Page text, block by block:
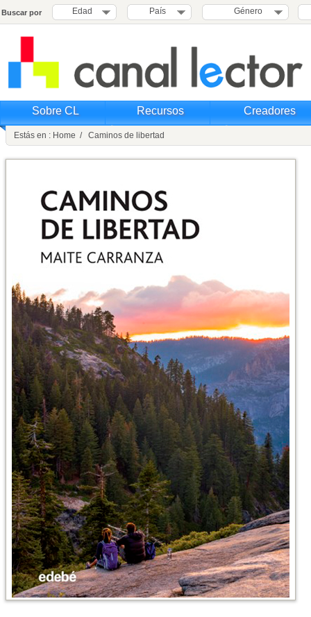
Buscar por Edad País Género
Sobre CL Recursos Creadores
Estás en : Home / Caminos de libertad